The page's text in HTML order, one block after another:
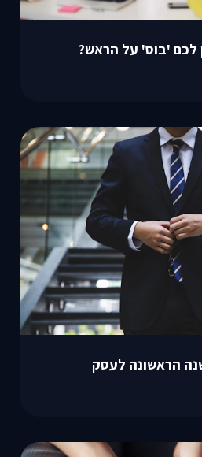
לכם 'בוס' על הראש?
הראשונה לעסק